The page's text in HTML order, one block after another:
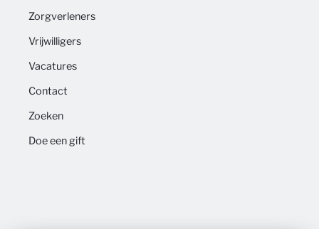
Zorgverleners
Vrijwilligers
Vacatures
Contact
Zoeken
Doe een gift